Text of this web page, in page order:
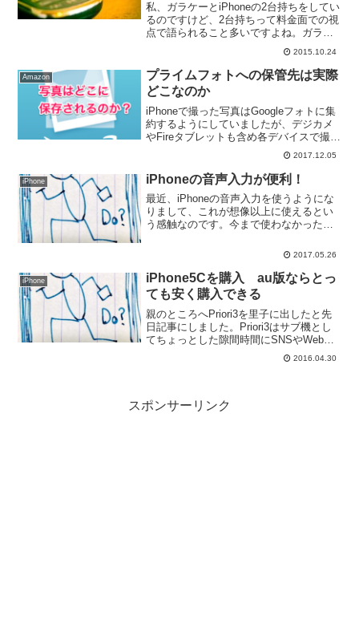
私、ガラケーとiPhoneの2台持ちをしてい
るのですけど、2台持ちって料金面での視
点で語られること多いですよね。ガラケ
ーは通話専用で、iPhoneはデータ通信専
用で。より安くするためにはデータ通信
専用のiPhoneをMVNOで運用する。す
べ...
2015.10.24
Amazon
プライムフォトへの保管先は実際
どこなのか
iPhoneで撮った写真はGoogleフォトに集
約するようにしていましたが、デジカメ
やFireタブレットも含め各デバイスで撮影
した写真の保管先をAmazonのプライムフ
ォトに集約することにしました。でも、
少し使いにくいなぁと思うことがあり
ま...
2017.12.05
iPhone iPhoneの音声入力が便利！
最近、iPhoneの音声入力を使うようにな
りまして、これが想像以上に使えるとい
う感触なのです。今まで使わなかったの
をまとめてみます。iPhoneの音声入力が
使...
2017.05.26
iPhone
iPhone5Cを購入 au版ならとっ
ても安く購入できる
親のところへPriori3を里子に出したと先
日記事にしました。Priori3はサブ機とし
てちょっとした隙間時間にSNSやWebを
チェックしたりGPSロガーとして使用し
てみたりMP3プレーヤーとして使ってみ
2016.04.30
スポンサーリンク